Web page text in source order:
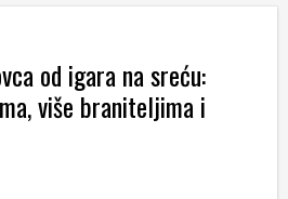
od igara na sreću:
više braniteljima i